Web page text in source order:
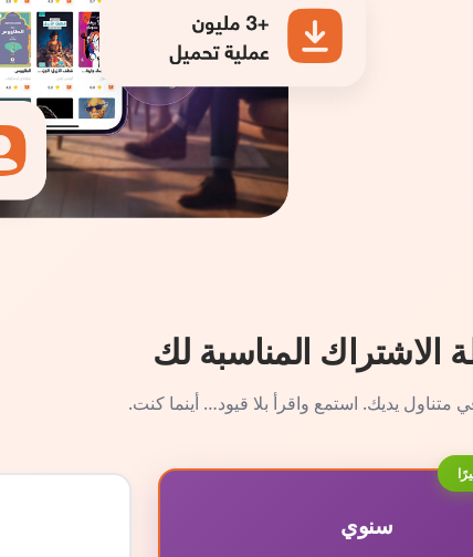
الاشتراك المناسبة لك
يديك. استمع واقرأ بلا قيود… أينما كنت.
سنوي